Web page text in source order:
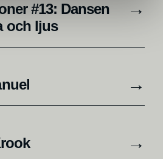
#13: Dansen
och ljus